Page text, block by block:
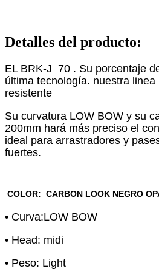
Detalles del producto:
EL BRK-J 70 . Su porcentaje
última tecnología. nuestra linea
resistente
Su curvatura LOW BOW y su
200mm hará más preciso el
ideal para arrastradores y
fuertes.
COLOR: CARBON LOOK NEGRO
• Curva:LOW BOW
• Head: midi
• Peso: Light